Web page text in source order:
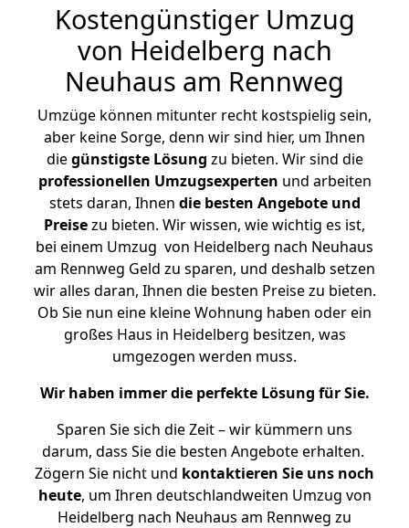
Kostengünstiger Umzug
von Heidelberg nach
Neuhaus am Rennweg
Umzüge können mitunter recht kostspielig sein,
aber keine Sorge, denn wir sind hier, um Ihnen
diegünstigste Lösung zu bieten. Wir sind die
professionellen Umzugsexperten und arbeiten
stets daran, Ihnen die besten Angebote und
Preisezu bieten. Wir wissen, wie wichtig es ist,
bei einem Umzug von Heidelberg nach Neuhaus
am Rennweg Geld zu sparen, und deshalb setzen
wir alles daran, Ihnen die besten Preise zu bieten.
Ob Sie nun eine kleine Wohnung haben oder ein
großes Haus in Heidelberg besitzen, was
umgezogen werden muss.
Wir haben immer die perfekte Lösung für Sie.
Sparen Sie sich die Zeit – wir kümmern uns
darum, dass Sie die besten Angebote erhalten.
Zögern Sie nicht und kontaktieren Sie uns noch
heute, um Ihren deutschlandweiten Umzug von
Heidelberg nach Neuhaus am Rennweg zu